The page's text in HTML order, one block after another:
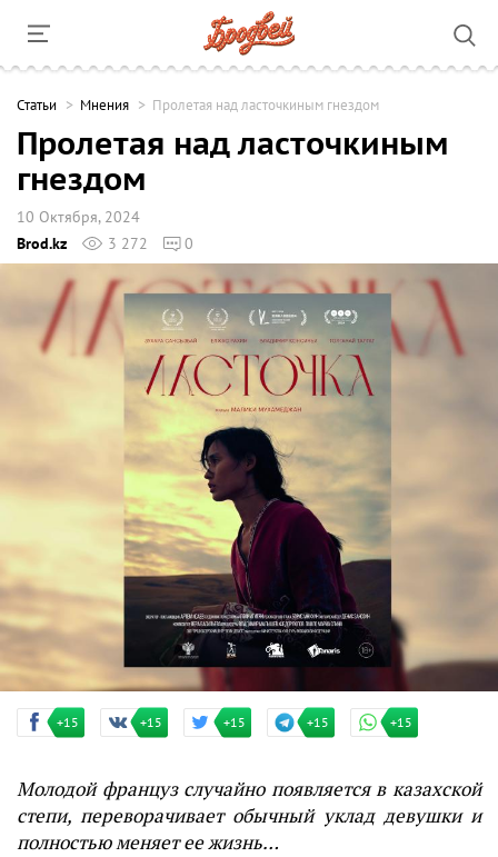
Cтатьи Мнения Пролетая над ласточкиным гнездом
Пролетая над ласточкиным
гнездом
10 Октября, 2024
Brod.kz
3 272 0
+15 +15 +15 +15 +15
Молодой француз случайно появляется в казахской
степи, переворачивает обычный уклад девушки и
полностью меняет ее жизнь…